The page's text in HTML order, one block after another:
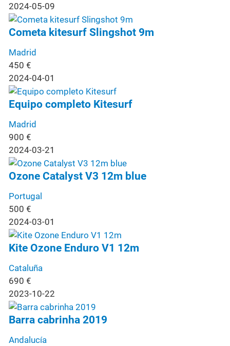
2024-05-09
Cometa kitesurf Slingshot 9m
Madrid
450 €
2024-04-01
Equipo completo Kitesurf
Madrid
900 €
2024-03-21
Ozone Catalyst V3 12m blue
Portugal
500 €
2024-03-01
Kite Ozone Enduro V1 12m
Cataluña
690 €
2023-10-22
Barra cabrinha 2019
Andalucía